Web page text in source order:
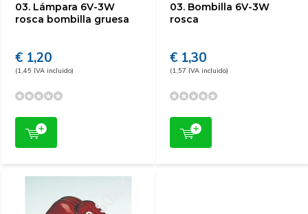
03. Lámpara 6V-3W
rosca bombilla gruesa
€ 1,20
(1,45 IVA incluido)
03. Bombilla 6V-3W
rosca
€ 1,30
(1,57 IVA incluido)